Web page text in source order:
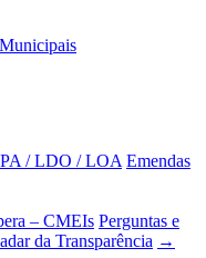
/ LDO / LOA Emendas
– CMEIs Perguntas e
da Transparência →